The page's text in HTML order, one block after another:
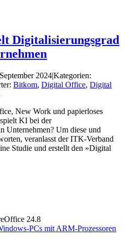
Digitalisierungsgrad
2024|Kategorien:
Bitkom,Digital Office,Digital
New Work und papierloses
KI bei der
Unternehmen? Um diese und
veranlasst der ITK-Verband
Studie und erstellt den »Digital
PCs mit ARM-Prozessoren